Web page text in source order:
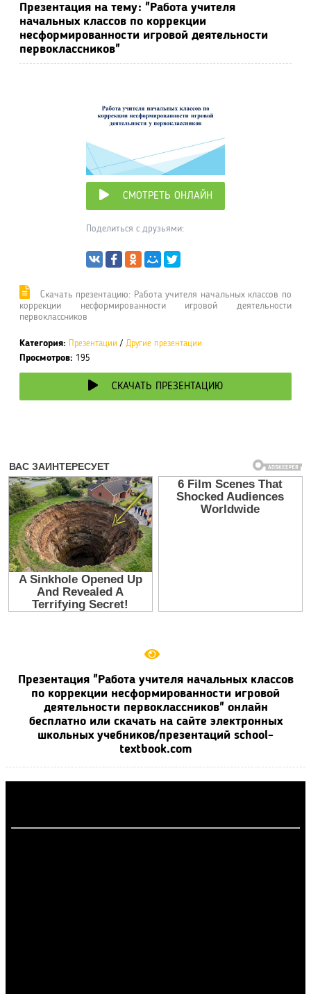
Презентация на тему: "Работа учителя
начальных классов по коррекции
несформированности игровой деятельности
первоклассников"
СМОТРЕТЬ ОНЛАЙН
Поделиться с друзьями:
Cкачать презентацию: Работа учителя начальных классов по
коррекции несформированности игровой деятельности
первоклассников
Категория: Презентации / Другие презентации
Просмотров: 195
СКАЧАТЬ ПРЕЗЕНТАЦИЮ
Презентация "Работа учителя начальных классов
по коррекции несформированности игровой
деятельности первоклассников" онлайн
бесплатно или скачать на сайте электронных
школьных учебников/презентаций school-
textbook.com